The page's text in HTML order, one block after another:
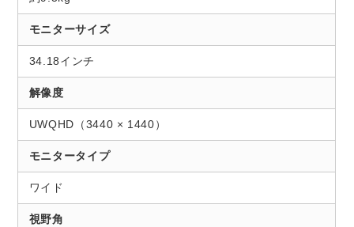
モニターサイズ
34.18インチ
解像度
UWQHD（3440 × 1440）
モニタータイプ
ワイド
視野角